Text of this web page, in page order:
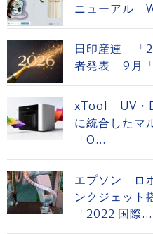
ニューアル
日印産連 「
者発表 9月「
xTool UV・
に統合したマ
「O...
エプソン ロ
ンクジェット
「2022 国際...